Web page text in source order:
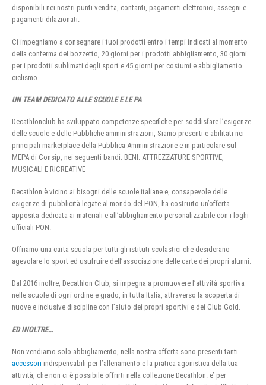
disponibili nei nostri punti vendita, contanti, pagamenti elettronici, assegni e
pagamenti dilazionati.
Ci impegniamo a consegnare i tuoi prodotti entro i tempi indicati al momento
della conferma del bozzetto, 20 giorni per i prodotti abbigliamento, 30 giorni
per i prodotti sublimati degli sport e 45 giorni per costumi e abbigliamento
ciclismo.
UN TEAM DEDICATO ALLE SCUOLE E LE PA
Decathlonclub ha sviluppato competenze specifiche per soddisfare l’esigenze
delle scuole e delle Pubbliche amministrazioni, Siamo presenti e abilitati nei
principali marketplace della Pubblica Amministrazione e in particolare sul
MEPA di Consip, nei seguenti bandi: BENI: ATTREZZATURE SPORTIVE,
MUSICALI E RICREATIVE
Decathlon è vicino ai bisogni delle scuole italiane e, consapevole delle
esigenze di pubblicità legate al mondo del PON, ha costruito un’offerta
apposita dedicata ai materiali e all’abbigliamento personalizzabile con i loghi
ufficiali PON.
Offriamo una carta scuola per tutti gli istituti scolastici che desiderano
agevolare lo sport ed usufruire dell’associazione delle carte dei propri alunni.
Dal 2016 inoltre, Decathlon Club, si impegna a promuovere l’attività sportiva
nelle scuole di ogni ordine e grado, in tutta Italia, attraverso la scoperta di
nuove e inclusive discipline con l’aiuto dei propri sportivi e dei Club Gold.
ED INOLTRE…
Non vendiamo solo abbigliamento, nella nostra offerta sono presenti tanti
accessori indispensabili per l’allenamento e la pratica agonistica della tua
attività, che non ci è possibile offrirti nella collezione Decathlon. e’ per